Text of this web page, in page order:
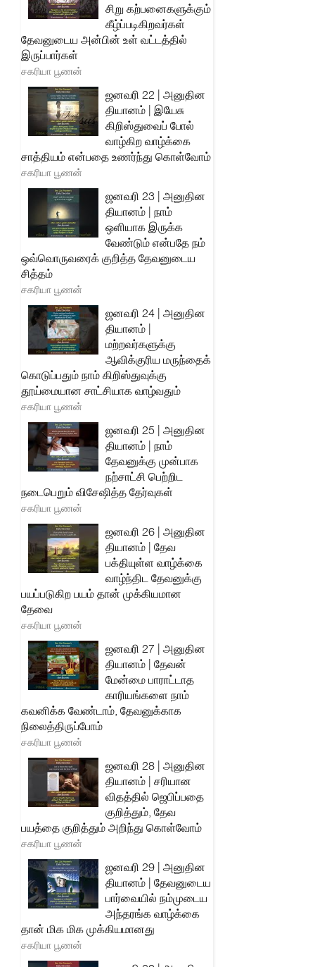
சிறு கற்பனைகளுக்கும்
கீழ்ப்படிகிறவர்கள்
தேவனுடைய அன்பின் உள் வட்டத்தில்
இருப்பார்கள்
சகரியா பூணன்
ஜனவரி 22 | அனுதின
தியானம் | இயேசு
கிறிஸ்துவைப் போல்
வாழ்கிற வாழ்க்கை
சாத்தியம் என்பதை உணர்ந்து கொள்வோம்
சகரியா பூணன்
ஜனவரி 23 | அனுதின
தியானம் | நாம்
ஒளியாக இருக்க
வேண்டும் என்பதே நம்
ஒவ்வொருவரைக் குறித்த தேவனுடைய
சித்தம்
சகரியா பூணன்
ஜனவரி 24 | அனுதின
தியானம் |
மற்றவர்களுக்கு
ஆவிக்குரிய மருந்தைக்
கொடுப்பதும் நாம் கிறிஸ்துவுக்கு
தூய்மையான சாட்சியாக வாழ்வதும்
சகரியா பூணன்
ஜனவரி 25 | அனுதின
தியானம் | நாம்
தேவனுக்கு முன்பாக
நற்சாட்சி பெற்றிட
நடைபெறும் விசேஷித்த தேர்வுகள்
சகரியா பூணன்
ஜனவரி 26 | அனுதின
தியானம் | தேவ
பக்தியுள்ள வாழ்க்கை
வாழ்ந்திட தேவனுக்கு
பயப்படுகிற பயம் தான் முக்கியமான
தேவை
சகரியா பூணன்
ஜனவரி 27 | அனுதின
தியானம் | தேவன்
மேன்மை பாராட்டாத
காரியங்களை நாம்
கவனிக்க வேண்டாம், தேவனுக்காக
நிலைத்திருப்போம்
சகரியா பூணன்
ஜனவரி 28 | அனுதின
தியானம் | சரியான
விதத்தில் ஜெபிப்பதை
குறித்தும், தேவ
பயத்தை குறித்தும் அறிந்து கொள்வோம்
சகரியா பூணன்
ஜனவரி 29 | அனுதின
தியானம் | தேவனுடைய
பார்வையில் நம்முடைய
அந்தரங்க வாழ்க்கை
தான் மிக மிக முக்கியமானது
சகரியா பூணன்